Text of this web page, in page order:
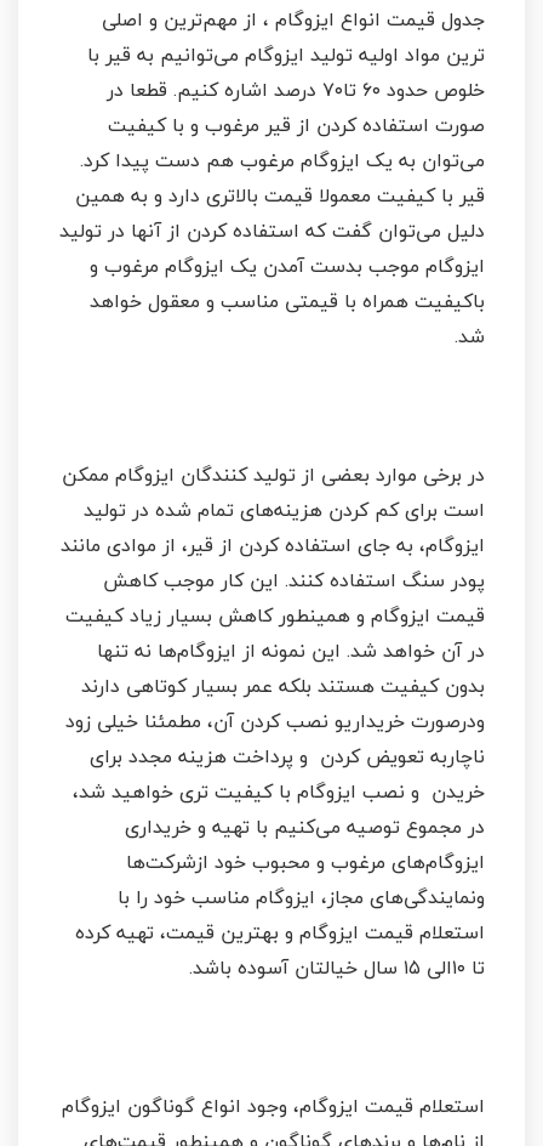
جدول قیمت انواع ایزوگام ، از مهم‌ترین و اصلی
‌‌ترین مواد اولیه تولید ایزوگام می‌توانیم به قیر با
خلوص حدود ۶۰ تا۷۰ درصد اشاره کنیم. قطعا در
صورت استفاده کردن از قیر مرغوب و با کیفیت
می‌توان به یک ایزوگام مرغوب هم دست پیدا کرد.
قیر با کیفیت معمولا قیمت بالاتری دارد و به همین
دلیل می‌توان گفت که استفاده کردن از آنها در تولید
ایزوگام موجب بدست آمدن یک ایزوگام مرغوب و
باکیفیت همراه با قیمتی مناسب و معقول خواهد
شد.
در برخی موارد بعضی از تولید کنندگان ایزوگام‌ ممکن
است برای کم کردن هزینه‌های تمام شده در تولید
ایزوگام، به جای استفاده کردن از قیر، از موادی مانند
پودر سنگ استفاده کنند. این کار موجب کاهش
قیمت ایزوگام و همینطور کاهش بسیار زیاد کیفیت
در آن خواهد شد. این نمونه از ایزوگام‌ها نه تنها
بدون کیفیت هستند بلکه عمر بسیار کوتاهی دارند
ودرصورت خریداریو نصب کردن آن، مطمئنا خیلی زود
ناچاربه تعویض کردن و پرداخت هزینه مجدد برای
خریدن و نصب ایزوگام با کیفیت تری خواهید شد،
در مجموع توصیه می‌کنیم با تهیه و خریداری
ایزوگام‌های مرغوب و محبوب خود ازشرکت‌ها
ونمایندگی‌های مجاز، ایزوگام مناسب خود را با
استعلام قیمت ایزوگام و بهترین قیمت، تهیه کرده
تا ۱۰الی ۱۵ سال خیالتان آسوده باشد.
استعلام قیمت ایزوگام، وجود انواع گوناگون ایزوگام